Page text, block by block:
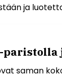
ja
saman